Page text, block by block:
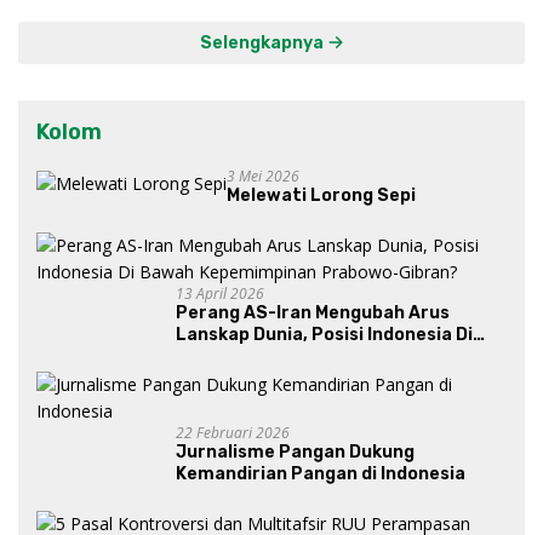
Selengkapnya
Kolom
3 Mei 2026
Melewati Lorong Sepi
13 April 2026
Perang AS-Iran Mengubah Arus
Lanskap Dunia, Posisi Indonesia Di
Gibran?
22 Februari 2026
Jurnalisme Pangan Dukung
Kemandirian Pangan di Indonesia